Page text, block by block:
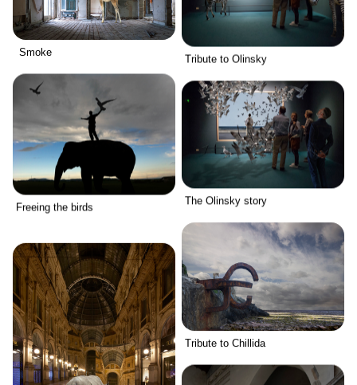
Smoke
Tribute to Olinsky
Freeing the birds
The Olinsky story
Tribute to Chillida